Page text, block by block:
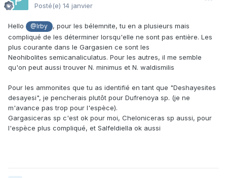
Posté(e) 14 janvier
Hello @Irby
, pour les bélemnite, tu en a plusieurs mais
compliqué de les déterminer lorsqu'elle ne sont pas entière. Les
plus courante dans le Gargasien ce sont les
Neohibolites semicanaliculatus. Pour les autres, il me semble
qu'on peut aussi trouver N. minimus et N. waldismilis
Pour les ammonites que tu as identifié en tant que "Deshayesites
desayesi", je pencherais plutôt pour Dufrenoya sp. (je ne
m'avance pas trop pour l'espèce).
Gargasiceras sp c'est ok pour moi, Cheloniceras sp aussi, pour
l'espèce plus compliqué, et Salfeldiella ok aussi